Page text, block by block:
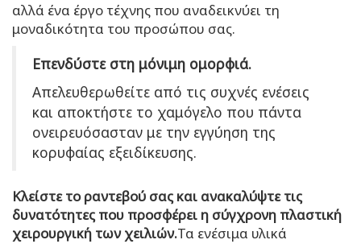
αλλά ένα έργο τέχνης που αναδεικνύει τη
μοναδικότητα του προσώπου σας.
Επενδύστε στη μόνιμη ομορφιά.
Απελευθερωθείτε από τις συχνές ενέσεις
και αποκτήστε το χαμόγελο που πάντα
ονειρευόσασταν με την εγγύηση της
κορυφαίας εξειδίκευσης.
Κλείστε το ραντεβού σας και ανακαλύψτε τις
δυνατότητες που προσφέρει η σύγχρονη πλαστική
χειρουργική των χειλιών.Τα ενέσιμα υλικά